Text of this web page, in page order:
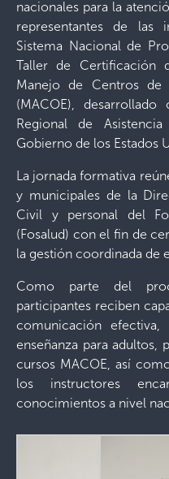
nacionales para la
representantes de las
Sistema Nacional de
Taller de Certificación
Manejo de Centros de
(MACOE),
Regional de
Gobierno de los Estados
La jornada formativa
y municipales de la
Civil y personal del
(Fosalud) con el fin de
la gestión coordinada de
Como parte del
participantes reciben
comunicación
enseñanza para adultos,
cursos MACOE, así
los instructores
conocimientos a nivel